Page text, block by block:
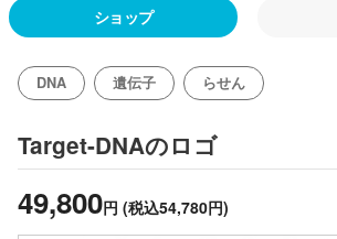
ショップ
DNA 遺伝子 らせん
Target-DNAのロゴ
49,800円 (税込54,780円)